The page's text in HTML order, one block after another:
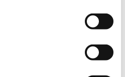
Naturmaße und prüfen die